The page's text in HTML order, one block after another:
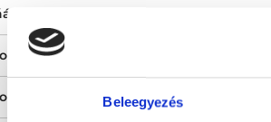
Beleegyezés
figyelmessége, kedvessége
a tájékoztatásod?
az ellátásod?